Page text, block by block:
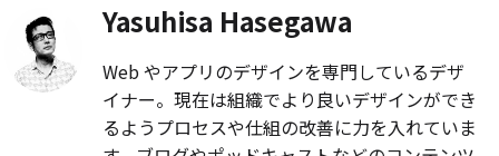
Yasuhisa Hasegawa
Web やアプリのデザインを専門しているデザ
イナー。現在は組織でより良いデザインができ
るようプロセスや仕組の改善に力を入れていま